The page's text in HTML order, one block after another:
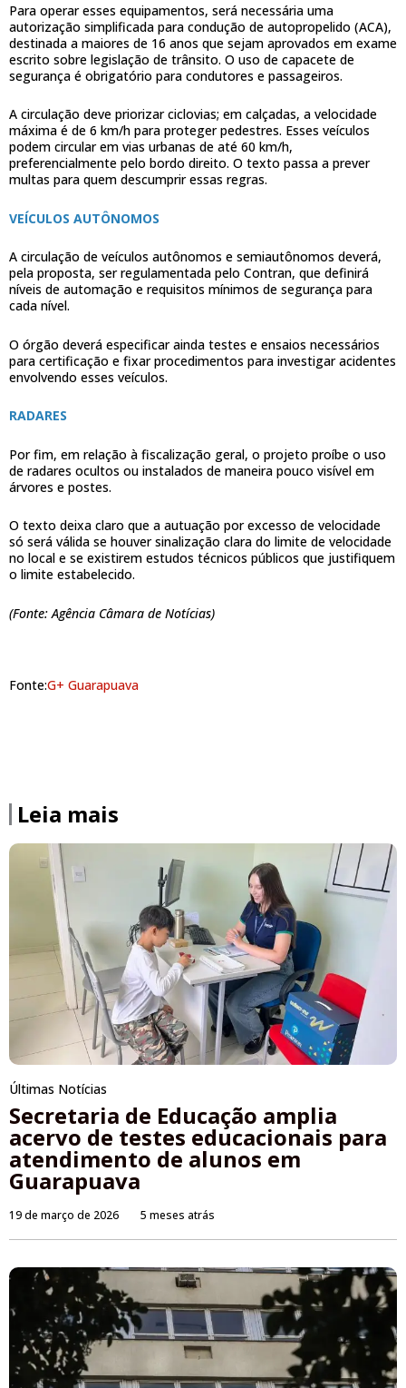
Para operar esses equipamentos, será necessária uma
autorização simplificada para condução de autopropelido (ACA),
destinada a maiores de 16 anos que sejam aprovados em exame
escrito sobre legislação de trânsito. O uso de capacete de
segurança é obrigatório para condutores e passageiros.
A circulação deve priorizar ciclovias; em calçadas, a velocidade
máxima é de 6 km/h para proteger pedestres. Esses veículos
podem circular em vias urbanas de até 60 km/h,
preferencialmente pelo bordo direito. O texto passa a prever
multas para quem descumprir essas regras.
VEÍCULOS AUTÔNOMOS
A circulação de veículos autônomos e semiautônomos deverá,
pela proposta, ser regulamentada pelo Contran, que definirá
níveis de automação e requisitos mínimos de segurança para
cada nível.
O órgão deverá especificar ainda testes e ensaios necessários
para certificação e fixar procedimentos para investigar acidentes
envolvendo esses veículos.
RADARES
Por fim, em relação à fiscalização geral, o projeto proíbe o uso
de radares ocultos ou instalados de maneira pouco visível em
árvores e postes.
O texto deixa claro que a autuação por excesso de velocidade
só será válida se houver sinalização clara do limite de velocidade
no local e se existirem estudos técnicos públicos que justifiquem
o limite estabelecido.
(Fonte: Agência Câmara de Notícias)
Fonte:G+ Guarapuava
Leia mais
Últimas Notícias
Secretaria de Educação amplia
acervo de testes educacionais para
atendimento de alunos em
Guarapuava
19 de março de 2026 5 meses atrás